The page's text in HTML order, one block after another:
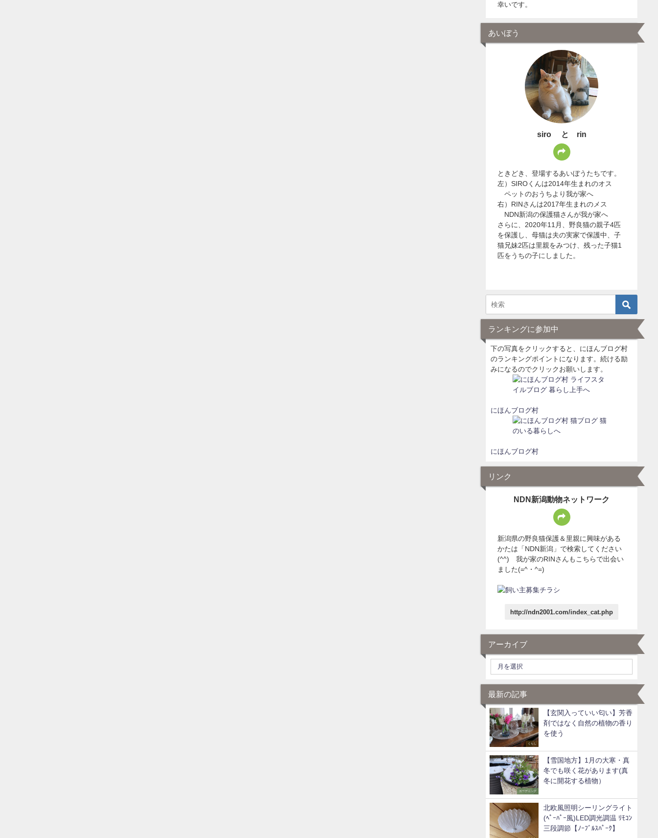
幸いです。
あいぼう
siro と rin
ときどき、登場するあいぼうたちです。
左）SIROくんは2014年生まれのオス
ペットのおうちより我が家へ
右）RINさんは2017年生まれのメス
NDN新潟の保護猫さんが我が家へ
さらに、2020年11月、野良猫の親子4匹
を保護し、母猫は夫の実家で保護中、子
猫兄妹2匹は里親をみつけ、残った子猫1
匹をうちの子にしました。
ランキングに参加中
下の写真をクリックすると、にほんブログ村
のランキングポイントになります。続ける励
みになるのでクリックお願いします。
にほんブログ村
にほんブログ村
リンク
NDN新潟動物ネットワーク
新潟県の野良猫保護＆里親に興味がある
かたは「NDN新潟」で検索してください
(^^) 我が家のRINさんもこちらで出会い
ました(=^・^=)
http://ndn2001.com/index_cat.php
アーカイブ
最新の記事
くらし
【玄関入っていい匂い】芳香
剤ではなく自然の植物の香り
を使う
ガーデニング
【雪国地方】1月の大寒・真
冬でも咲く花があります(真
冬に開花する植物）
北欧風照明シーリングライト
(ﾍﾟｰﾊﾟｰ風)LED調光調温 ﾘﾓｺﾝ
三段調節【ﾉｰﾌﾞﾙｽﾊﾟｰｸ】